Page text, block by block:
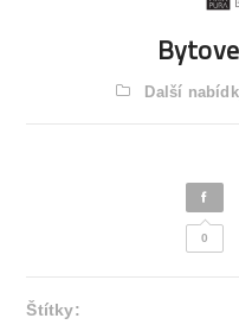
Další
0
Štítky: